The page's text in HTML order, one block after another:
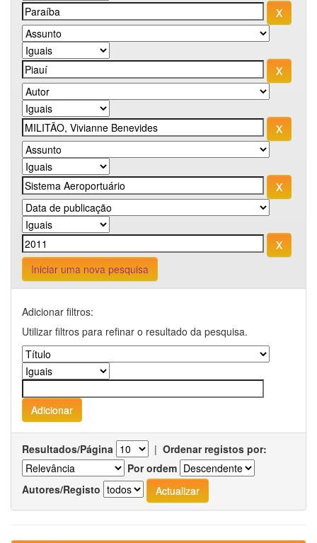
Iniciar uma nova pesquisa
Adicionar filtros:
Utilizar filtros para refinar o resultado da pesquisa.
Resultados/Página | Ordenar registos por:
Por ordem
Autores/Registo